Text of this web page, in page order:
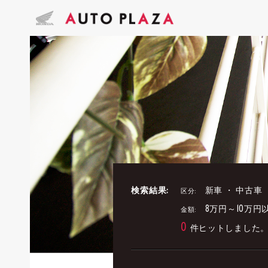
検索結果: 区分: 新車 ・ 中古車
金額: 8万円～10万円
0 件ヒットしました。